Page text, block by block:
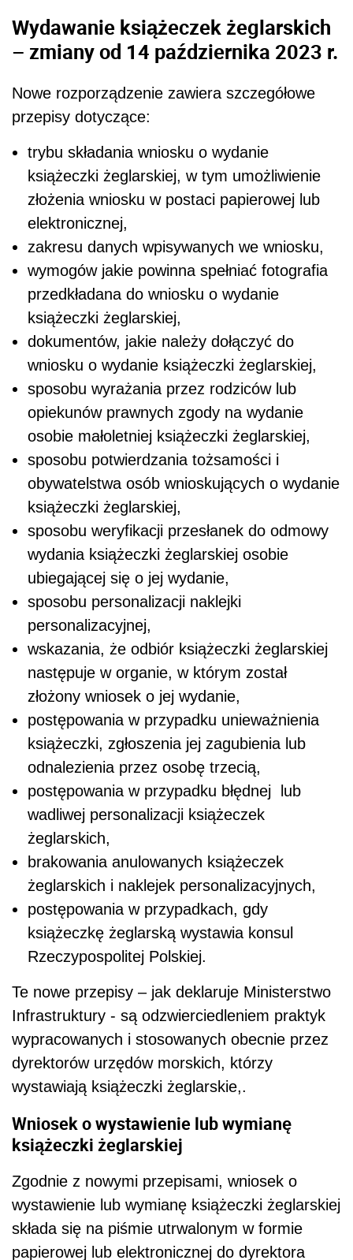
Wydawanie książeczek żeglarskich
– zmiany od 14 października 2023 r.
Nowe rozporządzenie zawiera szczegółowe
przepisy dotyczące:
trybu składania wniosku o wydanie
książeczki żeglarskiej, w tym umożliwienie
złożenia wniosku w postaci papierowej lub
elektronicznej,
zakresu danych wpisywanych we wniosku,
wymogów jakie powinna spełniać fotografia
przedkładana do wniosku o wydanie
książeczki żeglarskiej,
dokumentów, jakie należy dołączyć do
wniosku o wydanie książeczki żeglarskiej,
sposobu wyrażania przez rodziców lub
opiekunów prawnych zgody na wydanie
osobie małoletniej książeczki żeglarskiej,
sposobu potwierdzania tożsamości i
obywatelstwa osób wnioskujących o wydanie
książeczki żeglarskiej,
sposobu weryfikacji przesłanek do odmowy
wydania książeczki żeglarskiej osobie
ubiegającej się o jej wydanie,
sposobu personalizacji naklejki
personalizacyjnej,
wskazania, że odbiór książeczki żeglarskiej
następuje w organie, w którym został
złożony wniosek o jej wydanie,
postępowania w przypadku unieważnienia
książeczki, zgłoszenia jej zagubienia lub
odnalezienia przez osobę trzecią,
postępowania w przypadku błędnej lub
wadliwej personalizacji książeczek
żeglarskich,
brakowania anulowanych książeczek
żeglarskich i naklejek personalizacyjnych,
postępowania w przypadkach, gdy
książeczkę żeglarską wystawia konsul
Rzeczypospolitej Polskiej.
Te nowe przepisy – jak deklaruje Ministerstwo
Infrastruktury - są odzwierciedleniem praktyk
wypracowanych i stosowanych obecnie przez
dyrektorów urzędów morskich, którzy
wystawiają książeczki żeglarskie,.
Wniosek o wystawienie lub wymianę
książeczki żeglarskiej
Zgodnie z nowymi przepisami, wniosek o
wystawienie lub wymianę książeczki żeglarskiej
składa się na piśmie utrwalonym w formie
papierowej lub elektronicznej do dyrektora